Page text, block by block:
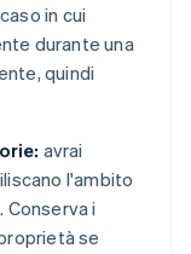
in cui
durante una
quindi
avrai
l'ambito
i
se